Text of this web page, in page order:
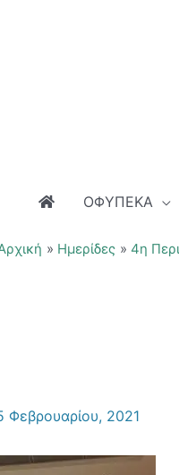
ΟΦΥΠΕΚΑ
Ημερίδες 4η
Φεβρουαρίου, 2021